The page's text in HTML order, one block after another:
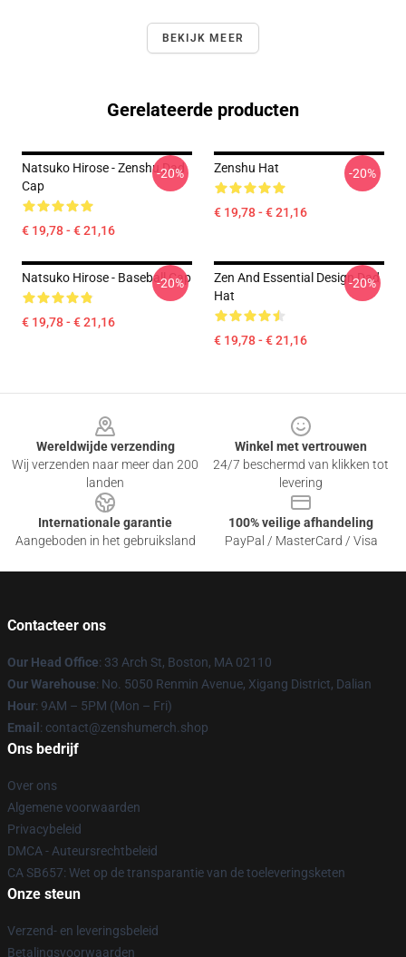
BEKIJK MEER
Gerelateerde producten
Natsuko Hirose - Zenshu Dad
Cap
€ 19,78 - € 21,16
-20% Zenshu Hat
€ 19,78 - € 21,16
-20%
Natsuko Hirose - Baseball Cap
€ 19,78 - € 21,16
-20%
Zen And Essential Design Dad
Hat
€ 19,78 - € 21,16
-20%
Wereldwijde verzending
Wij verzenden naar meer dan 200
landen
Winkel met vertrouwen
24/7 beschermd van klikken tot
levering
Internationale garantie
Aangeboden in het gebruiksland
100% veilige afhandeling
PayPal / MasterCard / Visa
Contacteer ons
Our Head Office: 33 Arch St, Boston, MA 02110
Our Warehouse: No. 5050 Renmin Avenue, Xigang District, Dalian
Hour: 9AM – 5PM (Mon – Fri)
Email : contact@zenshumerch.shop
Ons bedrijf
Over ons
Algemene voorwaarden
Privacybeleid
DMCA - Auteursrechtbeleid
CA SB657: Wet op de transparantie van de toeleveringsketen
Onze steun
Verzend- en leveringsbeleid
Betalingsvoorwaarden